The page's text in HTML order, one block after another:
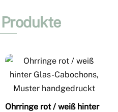
Ohrringe rot / weiß hinter